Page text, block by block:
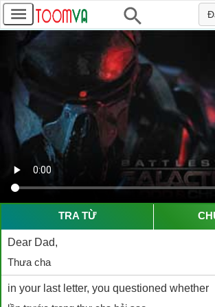
TRA TỪ
Dear Dad,
Thưa cha
in your last letter, you questioned whether